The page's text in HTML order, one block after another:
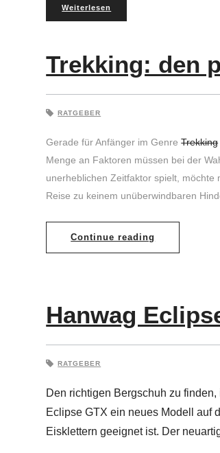
Weiterlesen
Trekking: den
RATGEBER
Gerade für Anfänger im GenreTrekking
Menge an Faktoren müssen bei der
unerheblichen Zeitfaktor spielt, möchte
Reise zu keinem unüberwindbaren
Continue reading
Hanwag
RATGEBER
Den richtigen Bergschuh zu
Eclipse GTX ein neues Modell auf
Eisklettern geeignet ist. Der